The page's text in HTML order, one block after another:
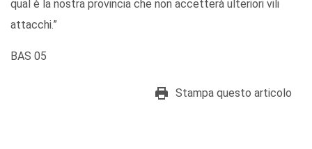
qual è la nostra provincia che non accetterà ulteriori vili
attacchi.”
BAS 05
Stampa questo articolo